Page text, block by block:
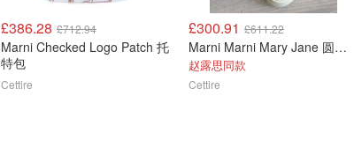
£386.28 £712.94
Marni Checked Logo Patch 托
特包
Cettire
£300.91 £611.22
Marni Marni Mary Jane 圆头休闲鞋
赵露思同款
Cettire